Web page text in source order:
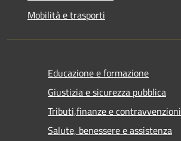
Mobilità e trasporti
Educazione e formazione
Giustizia e sicurezza pubblica
Tributi,finanze e contravvenzioni
Salute, benessere e assistenza